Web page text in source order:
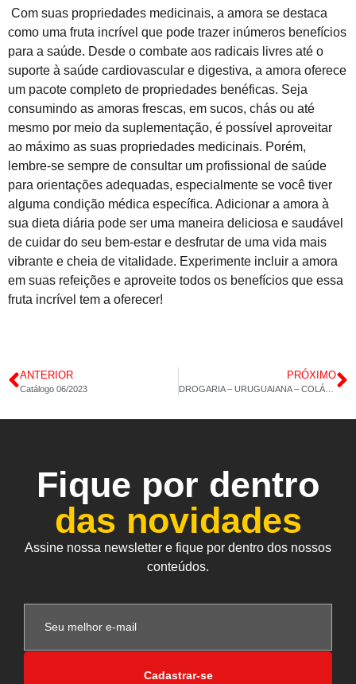
Com suas propriedades medicinais, a amora se destaca
como uma fruta incrível que pode trazer inúmeros benefícios
para a saúde. Desde o combate aos radicais livres até o
suporte à saúde cardiovascular e digestiva, a amora oferece
um pacote completo de propriedades benéficas. Seja
consumindo as amoras frescas, em sucos, chás ou até
mesmo por meio da suplementação, é possível aproveitar
ao máximo as suas propriedades medicinais. Porém,
lembre-se sempre de consultar um profissional de saúde
para orientações adequadas, especialmente se você tiver
alguma condição médica específica. Adicionar a amora à
sua dieta diária pode ser uma maneira deliciosa e saudável
de cuidar do seu bem-estar e desfrutar de uma vida mais
vibrante e cheia de vitalidade. Experimente incluir a amora
em suas refeições e aproveite todos os benefícios que essa
fruta incrível tem a oferecer!
ANTERIOR
Catálogo 06/2023
PRÓXIMO
DROGARIA – URUGUAIANA – COLÁGENO TIPO 2 30CAP – POLIVITAMÍNICO AZ – POP 21/06/2023 14H 56M
Fique por dentro
das novidades
Assine nossa newsletter e fique por dentro dos nossos
conteúdos.
Cadastrar-se